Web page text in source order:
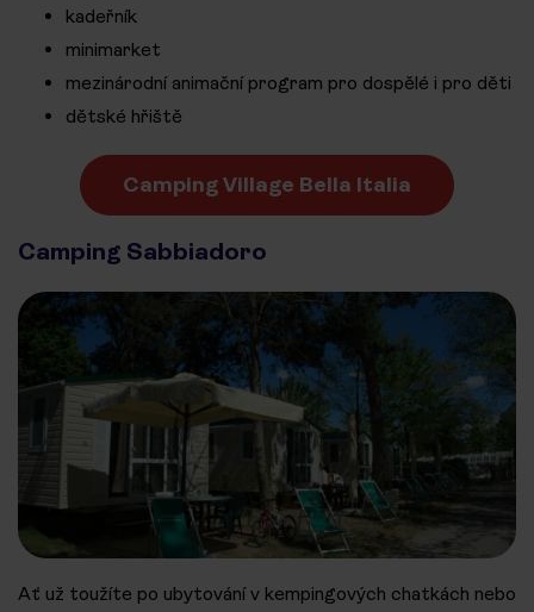
kadeřník
minimarket
mezinárodní animační program pro dospělé i pro děti
dětské hřiště
Camping Village Bella Italia
Camping Sabbiadoro
Ať už toužíte po ubytování v kempingových chatkách nebo